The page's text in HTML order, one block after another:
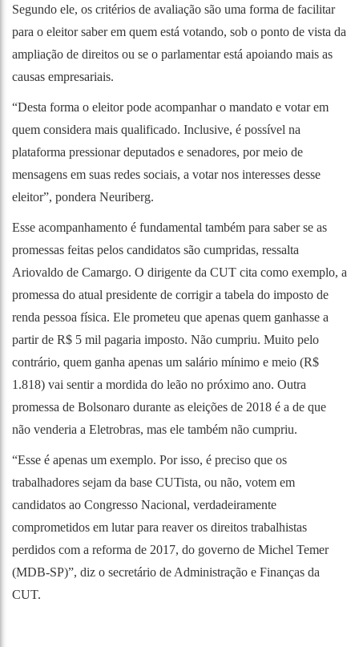
Segundo ele, os critérios de avaliação são uma forma de facilitar
para o eleitor saber em quem está votando, sob o ponto de vista da
ampliação de direitos ou se o parlamentar está apoiando mais as
causas empresariais.
“Desta forma o eleitor pode acompanhar o mandato e votar em
quem considera mais qualificado. Inclusive, é possível na
plataforma pressionar deputados e senadores, por meio de
mensagens em suas redes sociais, a votar nos interesses desse
eleitor”, pondera Neuriberg.
Esse acompanhamento é fundamental também para saber se as
promessas feitas pelos candidatos são cumpridas, ressalta
Ariovaldo de Camargo. O dirigente da CUT cita como exemplo, a
promessa do atual presidente de corrigir a tabela do imposto de
renda pessoa física. Ele prometeu que apenas quem ganhasse a
partir de R$ 5 mil pagaria imposto. Não cumpriu. Muito pelo
contrário, quem ganha apenas um salário mínimo e meio (R$
1.818) vai sentir a mordida do leão no próximo ano. Outra
promessa de Bolsonaro durante as eleições de 2018 é a de que
não venderia a Eletrobras, mas ele também não cumpriu.
“Esse é apenas um exemplo. Por isso, é preciso que os
trabalhadores sejam da base CUTista, ou não, votem em
candidatos ao Congresso Nacional, verdadeiramente
comprometidos em lutar para reaver os direitos trabalhistas
perdidos com a reforma de 2017, do governo de Michel Temer
(MDB-SP)”, diz o secretário de Administração e Finanças da
CUT.